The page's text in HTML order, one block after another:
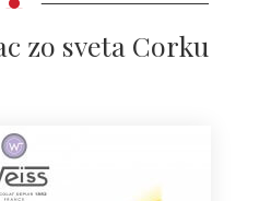
zo sveta Corku